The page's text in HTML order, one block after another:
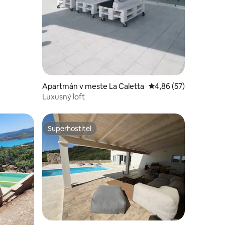
133
Apartmán v meste La Caletta Priemerné
4,86 (57)
Luxusný loft
Superhostiteľ
Superhostiteľ